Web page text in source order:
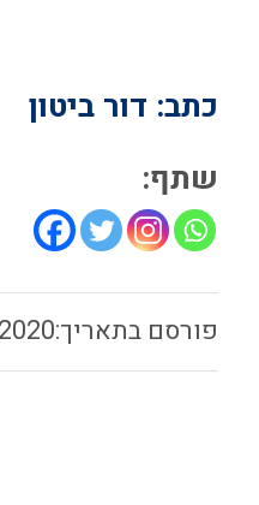
כתב: דור ביטון
שתף: